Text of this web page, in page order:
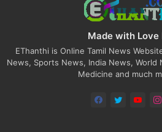
Made with Love
EThanthi is Online Tamil News
News, Sports News, India News, World
Medicine and much